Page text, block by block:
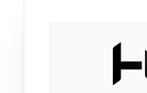
Видеотехника
Компьютерная техника